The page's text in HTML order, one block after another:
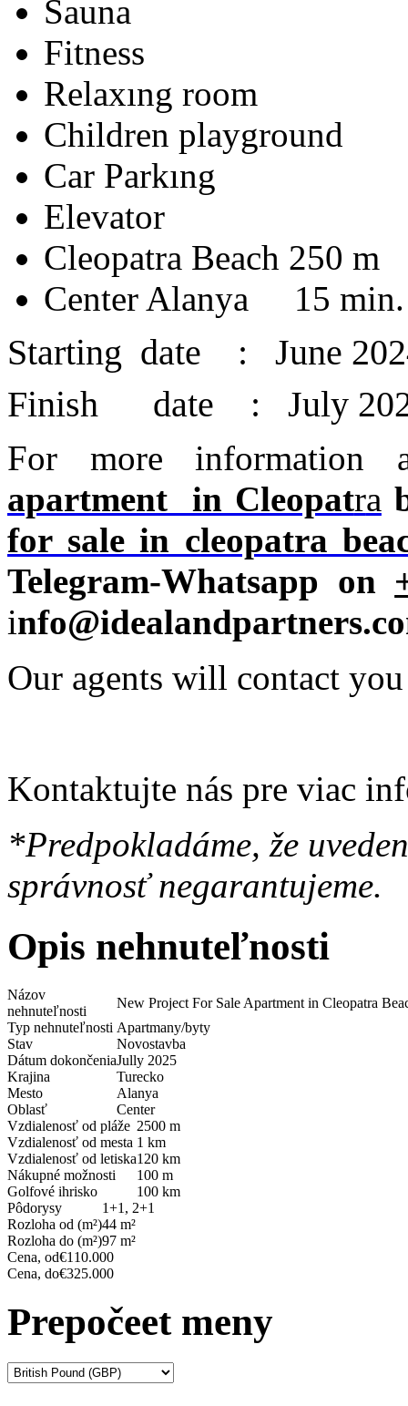
Sauna
Fitness
Relaxıng room
Children playground
Car Parkıng
Elevator
Cleopatra Beach 250 m
Center Alanya 15 min.
Starting date : June
Finish date : July
For more information
apartment in Cleopatra
for sale in cleopatra
Telegram-Whatsapp on
i
Our agents will contact you
Kontaktujte nás pre viac
*Predpokladáme, že
správnosť negarantujeme.
Opis nehnuteľnosti
Názov
nehnuteľnosti
New Project For Sale Apartment in Cleopatra
Typ nehnuteľnosti Apartmany/byty
Stav
Novostavba
Dátum dokončeniaJully 2025
Krajina
Turecko
Mesto
Alanya
Oblasť
Center
Vzdialenosť od pláže 2500 m
Vzdialenosť od mesta 1 km
Vzdialenosť od letiska120 km
Nákupné možnosti
100 m
Golfové ihrisko
100 km
Pôdorysy
1+1, 2+1
Rozloha od (m²)44 m²
Rozloha do (m²)97 m²
Cena, od€110.000
Cena, do€325.000
Prepočeet meny